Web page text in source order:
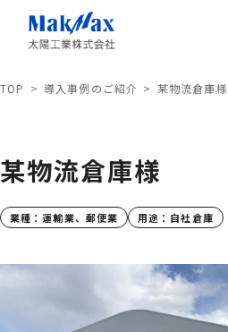
TOP 導入事例のご紹介 某物流倉庫様
某物流倉庫様
業種：運輸業、郵便業 用途： 自社倉庫